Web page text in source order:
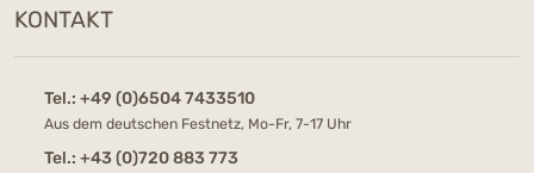
KONTAKT
Tel.: +49 (0)6504 7433510
Aus dem deutschen Festnetz, Mo-Fr, 7-17 Uhr
Tel.: +43 (0)720 883 773